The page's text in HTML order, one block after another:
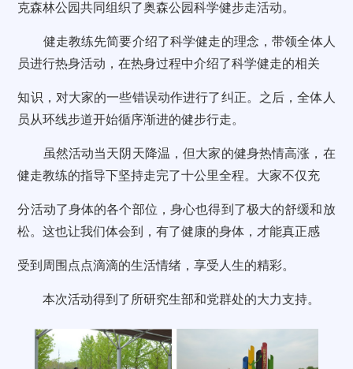
克森林公园共同组织了奥森公园科学健步走活动。
健走教练先简要介绍了科学健走的理念 ，带领全体人
员进行热身活动，在热身过程中介绍了科学健走的相关
知识， 对大家的一些错误动作进行了纠正。之后，全体 人
员从环线步道开始循序渐进的健步行走。
虽然活动当天阴天降温，但大家的健身热情高涨，在
健走教练的指导下坚持走完了十公里全程。大家不仅充
分活动了身体的各个部位，身心也得到了极大的舒缓和放
松。这也让我们体会到，有了健康的身体，才能真正感
受到周围点点滴滴的生活情绪，享受人生的精彩。
本次活动得到了所研究生部和党群处的大力支持。